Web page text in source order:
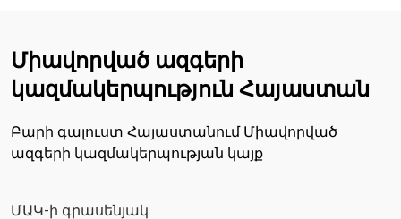
Միավորված ազգերի
կազմակերպություն Հայաստան
Բարի գալուստ Հայաստանում Միավորված
ազգերի կազմակերպության կայք
ՄԱԿ-ի գրասենյակ